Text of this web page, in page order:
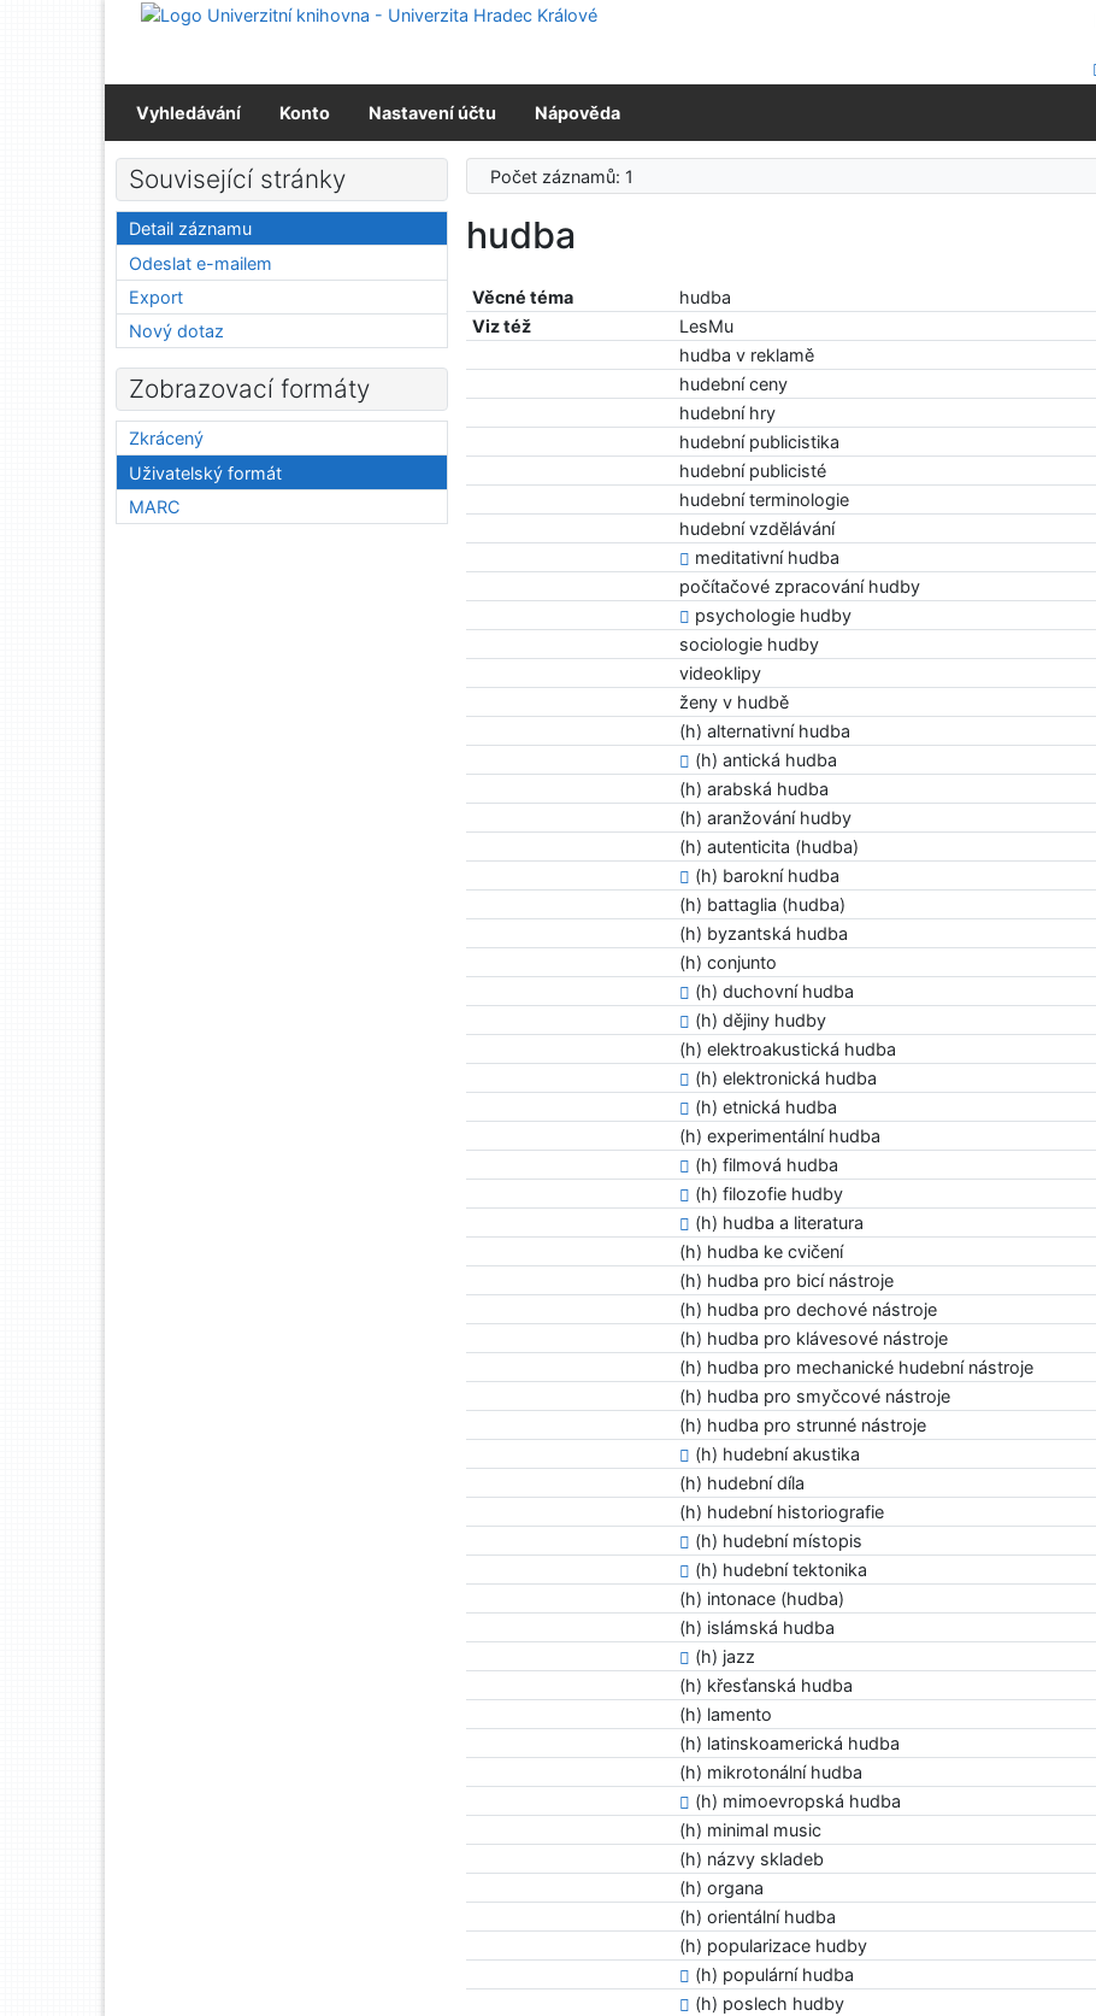
Přejít na obsah
Vyhledávání Konto Nastavení účtu Nápověda
Počet záznamů: 1
hudba
Věcné téma
hudba
Viz též
LesMu
hudba v reklamě
hudební ceny
hudební hry
hudební publicistika
hudební publicisté
hudební terminologie
hudební vzdělávání
meditativní hudba
počítačové zpracování hudby
psychologie hudby
sociologie hudby
videoklipy
ženy v hudbě
(h) alternativní hudba
(h) antická hudba
(h) arabská hudba
(h) aranžování hudby
(h) autenticita (hudba)
(h) barokní hudba
(h) battaglia (hudba)
(h) byzantská hudba
(h) conjunto
(h) duchovní hudba
(h) dějiny hudby
(h) elektroakustická hudba
(h) elektronická hudba
(h) etnická hudba
(h) experimentální hudba
(h) filmová hudba
(h) filozofie hudby
(h) hudba a literatura
(h) hudba ke cvičení
(h) hudba pro bicí nástroje
(h) hudba pro dechové nástroje
(h) hudba pro klávesové nástroje
(h) hudba pro mechanické hudební nástroje
(h) hudba pro smyčcové nástroje
(h) hudba pro strunné nástroje
(h) hudební akustika
(h) hudební díla
(h) hudební historiografie
(h) hudební místopis
(h) hudební tektonika
(h) intonace (hudba)
(h) islámská hudba
(h) jazz
(h) křesťanská hudba
(h) lamento
(h) latinskoamerická hudba
(h) mikrotonální hudba
(h) mimoevropská hudba
(h) minimal music
(h) názvy skladeb
(h) organa
(h) orientální hudba
(h) popularizace hudby
(h) populární hudba
(h) poslech hudby
Související stránky
Detail záznamu
Odeslat e-mailem
Export
Nový dotaz
Zobrazovací formáty
Zkrácený
Uživatelský formát
MARC